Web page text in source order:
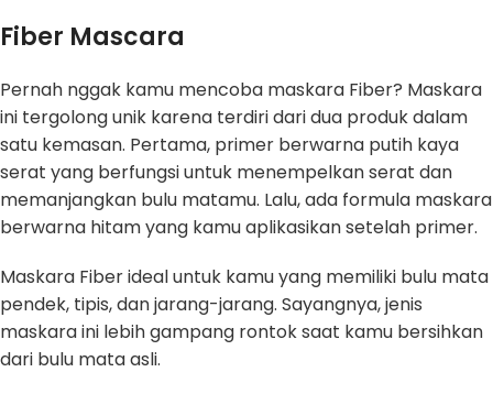
Fiber Mascara
Pernah nggak kamu mencoba maskara Fiber? Maskara
ini tergolong unik karena terdiri dari dua produk dalam
satu kemasan. Pertama, primer berwarna putih kaya
serat yang berfungsi untuk menempelkan serat dan
memanjangkan bulu matamu. Lalu, ada formula maskara
berwarna hitam yang kamu aplikasikan setelah primer.
Maskara Fiber ideal untuk kamu yang memiliki bulu mata
pendek, tipis, dan jarang-jarang. Sayangnya, jenis
maskara ini lebih gampang rontok saat kamu bersihkan
dari bulu mata asli.